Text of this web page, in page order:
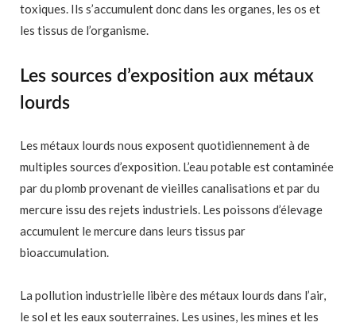
toxiques. Ils s’accumulent donc dans les organes, les os et
les tissus de l’organisme.
Les sources d’exposition aux métaux
lourds
Les métaux lourds nous exposent quotidiennement à de
multiples sources d’exposition. L’eau potable est contaminée
par du plomb provenant de vieilles canalisations et par du
mercure issu des rejets industriels. Les poissons d’élevage
accumulent le mercure dans leurs tissus par
bioaccumulation.
La pollution industrielle libère des métaux lourds dans l’air,
le sol et les eaux souterraines. Les usines, les mines et les